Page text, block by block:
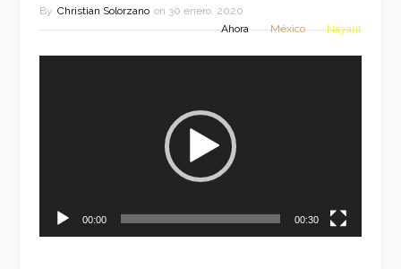
By Christian Solorzano on 30 enero, 2020
Ahora
México Nayarit
00:00 00:30